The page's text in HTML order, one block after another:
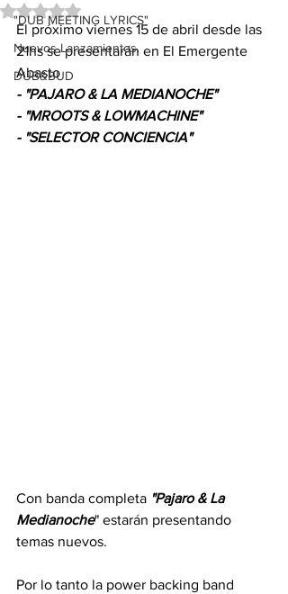
"DUB MEETING LYRICS"
Nuevos Lanzamientos.
DUB&BUD
Obtuvo NaN de 5 estrellas.
El próximo viernes 15 de abril desde las
21hs se presentarán en El Emergente
Abasto
- "PAJARO & LA MEDIANOCHE"
- "MROOTS & LOWMACHINE"
- "SELECTOR CONCIENCIA"
Con banda completa "Pajaro & La
Medianoche" estarán presentando
temas nuevos.
Por lo tanto la power backing band